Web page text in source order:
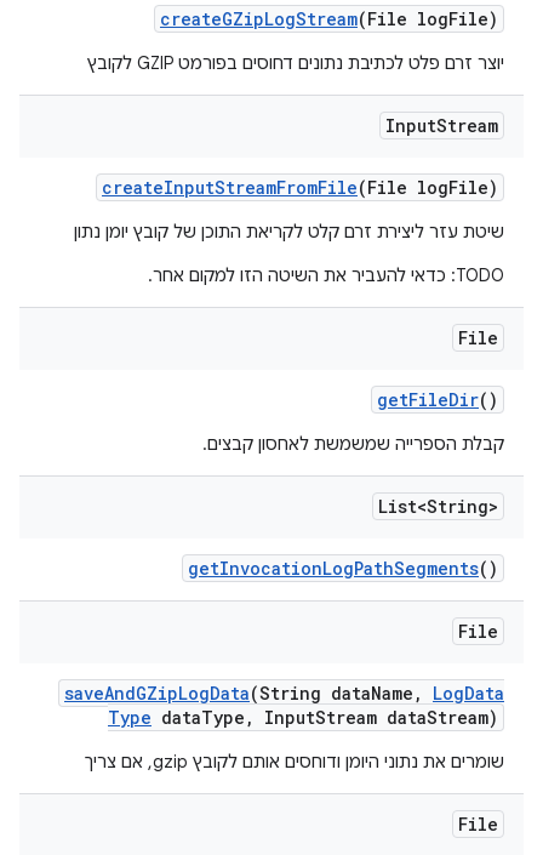
createGZipLogStream(File logFile)
יוצר זרם פלט לכתיבת נתונים דחוסים בפורמט GZIP לקובץ
InputStream
createInputStreamFromFile(File logFile)
שיטת עזר ליצירת זרם קלט לקריאת התוכן של קובץ יומן נתון
TODO: כדאי להעביר את השיטה הזו למקום אחר.
File
getFileDir()
קבלת הספרייה שמשמשת לאחסון קבצים.
List<String>
getInvocationLogPathSegments()
File
saveAndGZipLogData(String dataName , LogData
Type dataType , InputStream dataStream)
שומרים את נתוני היומן ודוחסים אותם לקובץ gzip, אם צריך
File